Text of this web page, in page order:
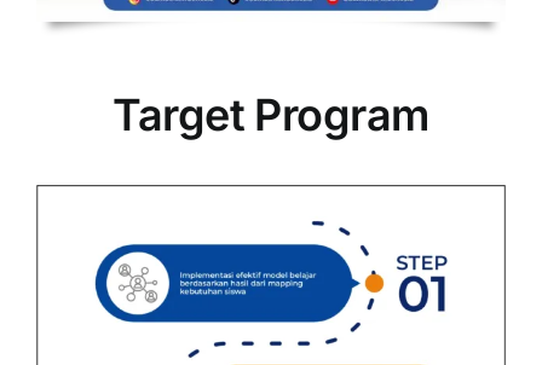
Target Program